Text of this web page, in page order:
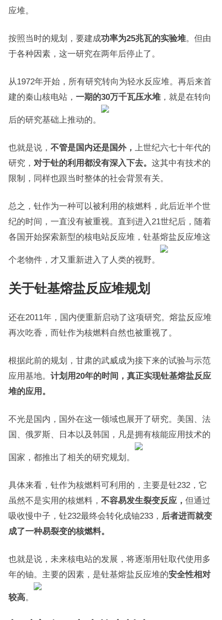
应堆。
按照当时的规划，要建成功率为25兆瓦的实验堆。但由
于各种因素，这一研究在两年后停止了。
从1972年开始，所有研究转向为轻水反应堆。再后来首
建的秦山核电站， 一期的30万千瓦压水堆，就是在转向
后的研究基础上推动的。
也就是说， 不管是国内还是国外，
上世纪六七十年代的
研究， 对于钍的利用都没有深入下去。 这其中有技术的
限制，同样也跟当时整体的社会背景有关。
总之，钍作为一种可以被利用的核燃料，此后近半个世
纪的时间，一直没有被重视。直到进入21世纪后，随着
各国开始探索新型的核电站反应堆，钍基熔盐反应堆这
个老物件，才又重新进入了人类的视野。
关于钍基熔盐反应堆规划
还在2011年，国内便重新启动了这项研究。熔盐反应堆
再次吃香，而钍作为核燃料自然也被重视了。
根据此前的规划，甘肃的武威成为接下来的试验与示范
应用基地。 计划用20年的时间，真正实现钍基熔盐反应
堆的应用。
不光是国内，国外在这一领域也展开了研究。美国、法
国、俄罗斯、日本以及韩国，凡是拥有核能应用技术的
国家，都推出了相关的研究规划。
具体来看，钍作为核燃料可利用的，主要是钍232，它
虽然不是实用的核燃料， 不容易发生裂变反应， 但通过
吸收慢中子，钍232最终会转化成铀233， 后者进而就变
成了一种易裂变的核燃料。
也就是说，未来核电站的发展，将逐渐用钍取代使用多
年的铀。主要的因素，是钍基熔盐反应堆的安全性相对
较高。